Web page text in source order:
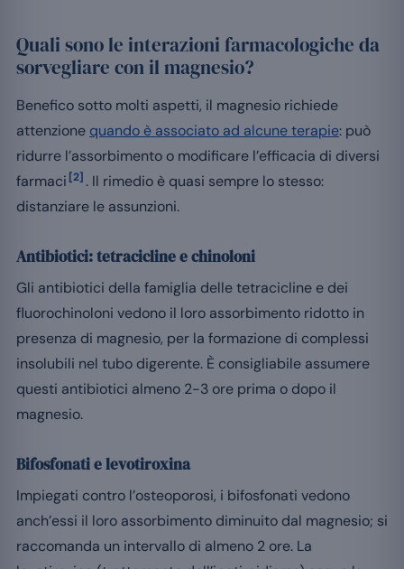
Quali sono le interazioni farmacologiche da
sorvegliare con il magnesio?
Benefico sotto molti aspetti, il magnesio richiede
attenzione quando è associato ad alcune terapie: può
ridurre l’assorbimento o modificare l’efficacia di diversi
farmaci [2] . Il rimedio è quasi sempre lo stesso:
distanziare le assunzioni.
Antibiotici: tetracicline e chinoloni
Gli antibiotici della famiglia delle tetracicline e dei
fluorochinoloni vedono il loro assorbimento ridotto in
presenza di magnesio, per la formazione di complessi
insolubili nel tubo digerente. È consigliabile assumere
questi antibiotici almeno 2-3 ore prima o dopo il
magnesio.
Bifosfonati e levotiroxina
Impiegati contro l’osteoporosi, i bifosfonati vedono
anch’essi il loro assorbimento diminuito dal magnesio; si
raccomanda un intervallo di almeno 2 ore. La